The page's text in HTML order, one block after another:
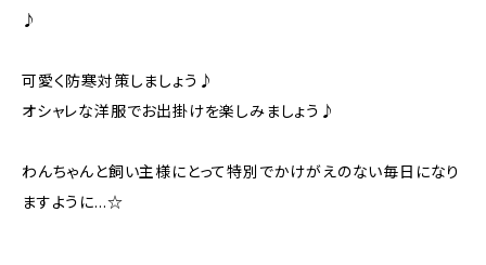
♪
可愛く防寒対策しましょう♪
オシャレな洋服でお出掛けを楽しみましょう♪
わんちゃんと飼い主様にとって特別でかけがえのない毎日になり
ますように…☆